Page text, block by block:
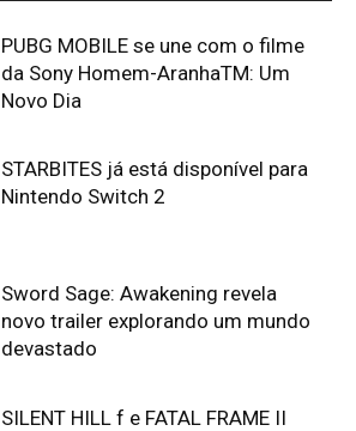
PUBG MOBILE se une com o filme
da Sony Homem-AranhaTM: Um
Novo Dia
STARBITES já está disponível para
Nintendo Switch 2
Sword Sage: Awakening revela
novo trailer explorando um mundo
devastado
SILENT HILL f e FATAL FRAME II